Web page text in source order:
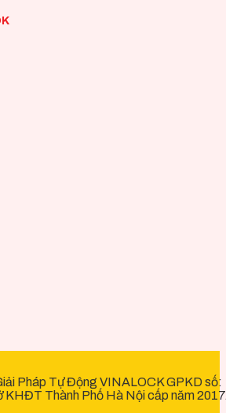
Pháp Tự Động VINALOCK GPKD số:
KHĐT Thành Phố Hà Nội cấp năm